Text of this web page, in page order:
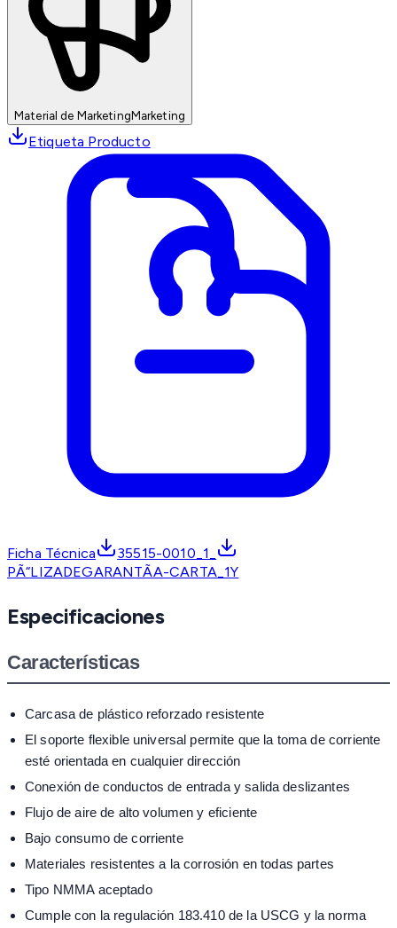
Material de MarketingMarketing
Etiqueta Producto
Ficha Técnica
35515-0010_1_
PÃ“LIZADEGARANTÃA-CARTA_1Y
Especificaciones
Características
Carcasa de plástico reforzado resistente
El soporte flexible universal permite que la toma de corriente
esté orientada en cualquier dirección
Conexión de conductos de entrada y salida deslizantes
Flujo de aire de alto volumen y eficiente
Bajo consumo de corriente
Materiales resistentes a la corrosión en todas partes
Tipo NMMA aceptado
Cumple con la regulación 183.410 de la USCG y la norma